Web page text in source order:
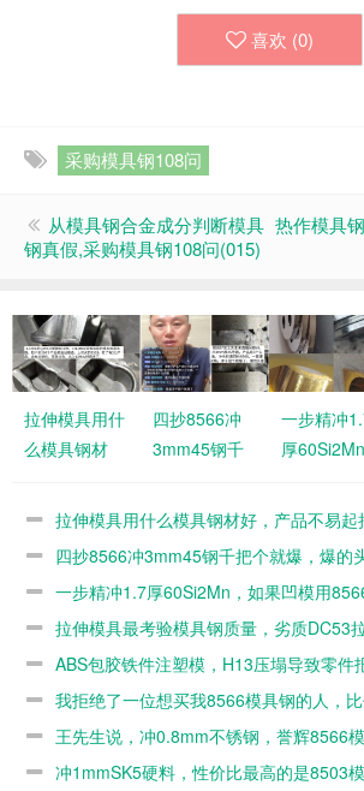
喜欢 (0)
采购模具钢108问
从模具钢合金成分判断模具
钢真假,采购模具钢108问(015)
热作模具
拉伸模具用什
么模具钢材
起拉丝路的。
四抄8566冲
3mm45钢千
的头晕，这是
篇
一步精冲
厚60Si2Mn
8566防崩
的。第
拉伸模具用什么模具钢材好，产品不易
篇
四抄8566冲3mm45钢千把个就爆，爆的
597篇一步精冲1.7厚60Si2Mn，如果凹模用
的。第596篇
拉伸模具最考验模具钢质量，劣质DC53
几百个就毛了。第595篇
ABS包胶铁件注塑模，H13压塌导致零件
元。第594篇
我拒绝了一位想买我8566模具钢的人，
篇
王先生说，冲0.8mm不锈钢，誉辉8566
10倍。第592篇
冲1mmSK5硬料，性价比最高的是8503